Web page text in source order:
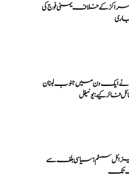
مراکز کے خلاف یمنی فوج کی
ایک دن میں جنوب لبنان
سسٹم؛ سیاسی بلف سے
تک